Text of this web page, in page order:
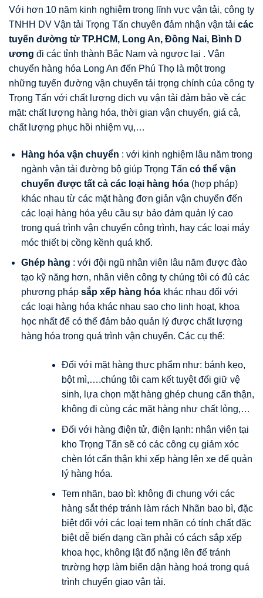
Với hơn 10 năm kinh nghiệm trong lĩnh vực vận tải, công ty
TNHH DV Vận tải Trọng Tấn chuyên đảm nhận vận tải các
tuyến đường từ TP.HCM, Long An, Đồng Nai, Bình D
ương đi các tỉnh thành Bắc Nam và ngược lại . Vận
chuyển hàng hóa Long An đến Phú Thọ là một trong
những tuyến đường vận chuyển tải trọng chính của công ty
Trọng Tấn với chất lượng dịch vụ vận tải đảm bảo về các
mặt: chất lượng hàng hóa, thời gian vận chuyển, giá cả,
chất lượng phục hồi nhiệm vụ,…
Hàng hóa vận chuyển : với kinh nghiệm lâu năm trong
ngành vận tải đường bộ giúp Trọng Tấn có thể vận
chuyển được tất cả các loại hàng hóa(hợp pháp)
khác nhau từ các mặt hàng đơn giản vận chuyển đến
các loại hàng hóa yêu cầu sự bảo đảm quản lý cao
trong quá trình vận chuyển công trình, hay các loại máy
móc thiết bị cồng kềnh quá khổ.
Ghép hàng : với đội ngũ nhân viên lâu năm được đào
tạo kỹ năng hơn, nhân viên công ty chúng tôi có đủ các
phương pháp sắp xếp hàng hóakhác nhau đối với
các loại hàng hóa khác nhau sao cho linh hoạt, khoa
học nhất để có thể đảm bảo quản lý được chất lượng
hàng hóa trong quá trình vận chuyển. Các cụ thể:
Đối với mặt hàng thực phẩm như: bánh kẹo,
bột mì,….chúng tôi cam kết tuyệt đối giữ vệ
sinh, lựa chọn mặt hàng ghép chung cẩn thận,
không đi cùng các mặt hàng như chất lỏng,…
Đối với hàng điện tử, điện lạnh: nhân viên tại
kho Trọng Tấn sẽ có các công cụ giảm xóc
chèn lót cẩn thận khi xếp hàng lên xe để quản
lý hàng hóa.
Tem nhãn, bao bì: không đi chung với các
hàng sắt thép tránh làm rách Nhãn bao bì, đặc
biệt đối với các loại tem nhãn có tính chất đặc
biệt dễ biến dạng cần phải có cách sắp xếp
khoa học, không lật đổ nặng lên để tránh
trường hợp làm biến dận hàng hoá trong quá
trình chuyển giao vận tải.